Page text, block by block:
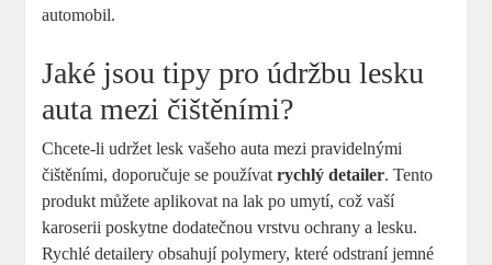
automobil.
Jaké jsou tipy pro údržbu lesku
auta mezi čištěními?
Chcete-li udržet lesk vašeho auta mezi pravidelnými
čištěními, doporučuje se používatrychlý detailer. Tento
produkt můžete aplikovat na lak po umytí, což vaší
karoserii poskytne dodatečnou vrstvu ochrany a lesku.
Rychlé detailery obsahují polymery, které odstraní jemné